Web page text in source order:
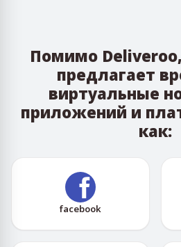
Помимо
предлагает
виртуальные
приложений и
как:
facebook